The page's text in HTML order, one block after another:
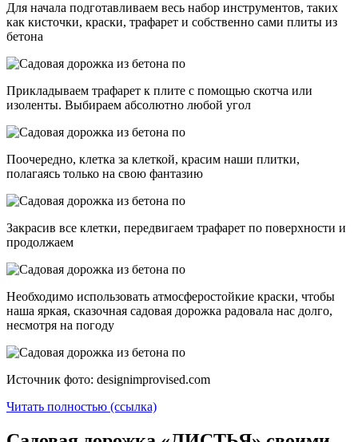
Для начала подготавливаем весь набор инструментов, таких
как кисточки, краски, трафарет и собственно сами плиты из
бетона
Прикладываем трафарет к плите с помощью скотча или
изоленты. Выбираем абсолютно любой угол
Поочередно, клетка за клеткой, красим наши плитки,
полагаясь только на свою фантазию
Закрасив все клетки, передвигаем трафарет по поверхности и
продолжаем
Необходимо использовать атмосферостойкие краски, чтобы
наша яркая, сказочная садовая дорожка радовала нас долго,
несмотря на погоду
Источник фото: designimprovised.com
Читать полностью (ссылка)